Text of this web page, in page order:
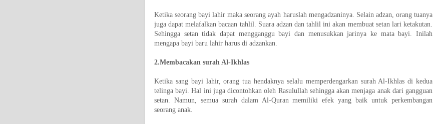
Ketika seorang bayi lahir maka seorang ayah haruslah mengadzaninya. Selain adzan, orang tuanya
juga dapat melafalkan bacaan tahlil. Suara adzan dan tahlil ini akan membuat setan lari ketakutan.
Sehingga setan tidak dapat mengganggu bayi dan menusukkan jarinya ke mata bayi. Inilah
mengapa bayi baru lahir harus di adzankan.
2.Membacakan surah Al-Ikhlas
Ketika sang bayi lahir, orang tua hendaknya selalu memperdengarkan surah Al-Ikhlas di kedua
telinga bayi. Hal ini juga dicontohkan oleh Rasulullah sehingga akan menjaga anak dari gangguan
setan. Namun, semua surah dalam Al-Quran memiliki efek yang baik untuk perkembangan
seorang anak.